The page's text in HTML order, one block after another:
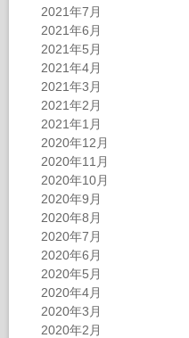
2021年7月
2021年6月
2021年5月
2021年4月
2021年3月
2021年2月
2021年1月
2020年12月
2020年11月
2020年10月
2020年9月
2020年8月
2020年7月
2020年6月
2020年5月
2020年4月
2020年3月
2020年2月